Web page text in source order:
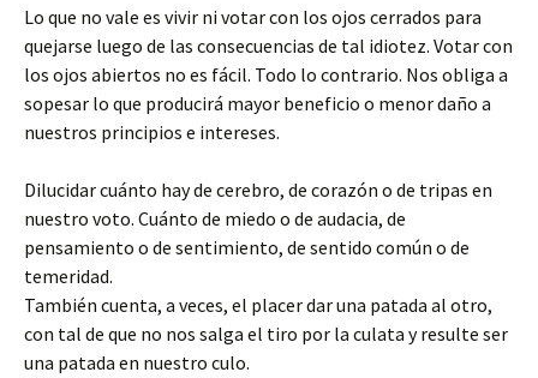
Lo que no vale es vivir ni votar con los ojos cerrados para
quejarse luego de las consecuencias de tal idiotez. Votar con
los ojos abiertos no es fácil. Todo lo contrario. Nos obliga a
sopesar lo que producirá mayor beneficio o menor daño a
nuestros principios e intereses.
Dilucidar cuánto hay de cerebro, de corazón o de tripas en
nuestro voto. Cuánto de miedo o de audacia, de
pensamiento o de sentimiento, de sentido común o de
temeridad.
También cuenta, a veces, el placer dar una patada al otro,
con tal de que no nos salga el tiro por la culata y resulte ser
una patada en nuestro culo.